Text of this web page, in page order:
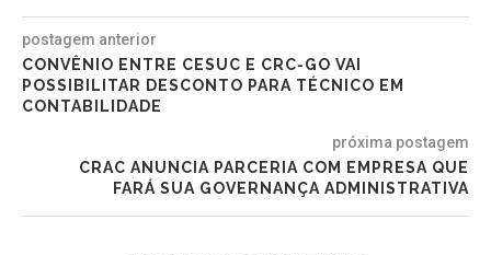
postagem anterior
CONVÊNIO ENTRE CESUC E CRC-GO VAI
POSSIBILITAR DESCONTO PARA TÉCNICO EM
CONTABILIDADE
próxima postagem
CRAC ANUNCIA PARCERIA COM EMPRESA QUE
FARÁ SUA GOVERNANÇA ADMINISTRATIVA